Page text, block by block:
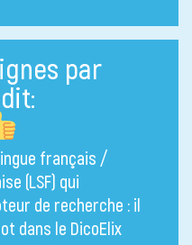
par
français /
(LSF) qui
de recherche : il
dans le DicoElix